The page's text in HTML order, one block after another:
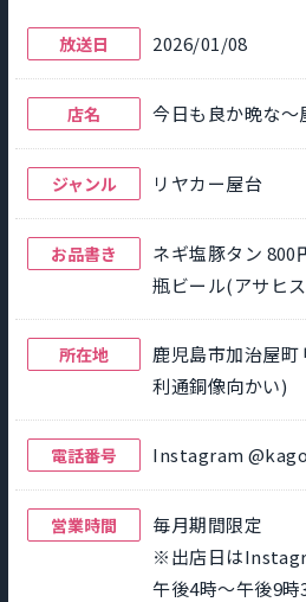
放送日 2026/01/08
店名 今日も良か晩な～
ジャンル リヤカー屋台
お品書き
ネギ塩豚タン 800
瓶ビール(アサヒ
所在地
鹿児島市加治屋
利通銅像向かい)
電話番号 Instagram
営業時間
毎月期間限定
※出店日は
午後4時～午後9